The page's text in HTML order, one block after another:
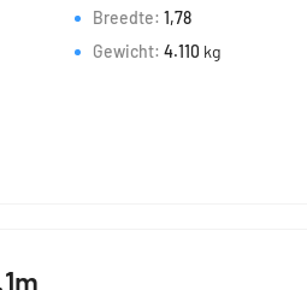
Breedte: 1,78
Gewicht: 4.110 kg